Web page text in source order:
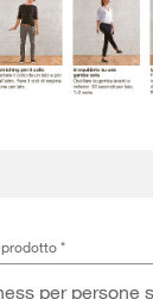
prodotto*
per persone